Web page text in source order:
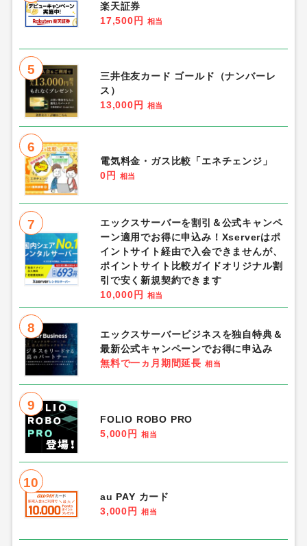
楽天証券
17,500円
相当
5
三井住友カード ゴールド（ナンバーレ
ス）
13,000円
相当
6
電気料金・ガス比較「エネチェンジ」
0円
相当
7
エックスサーバーを割引＆公式キャンペ
ーン適用でお得に申込み！Xserverはポ
イントサイト経由で入会できませんが、
ポイントサイト比較ガイドオリジナル割
引で安く新規契約できます
10,000円
相当
8
エックスサーバービジネスを独自特典＆
最新公式キャンペーンでお得に申込み
無料で一ヵ月期間延長 相当
9
FOLIO ROBO PRO
5,000円
相当
10
au PAY カード
3,000円
相当